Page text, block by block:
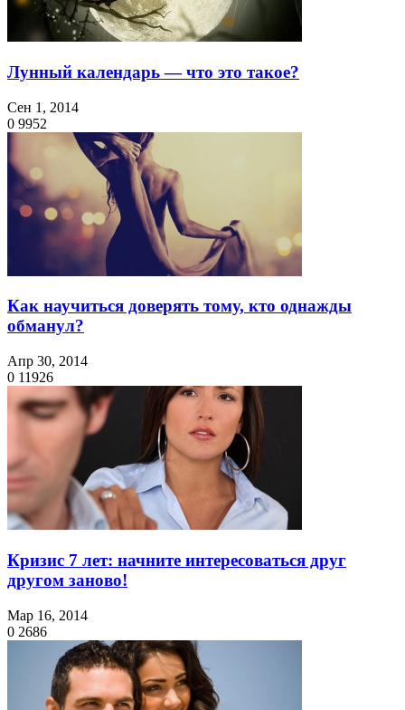
Лунный календарь — что это такое?
Сен 1, 2014
0 9952
Как научиться доверять тому, кто однажды
обманул?
Апр 30, 2014
0 11926
Кризис 7 лет: начните интересоваться друг
другом заново!
Мар 16, 2014
0 2686